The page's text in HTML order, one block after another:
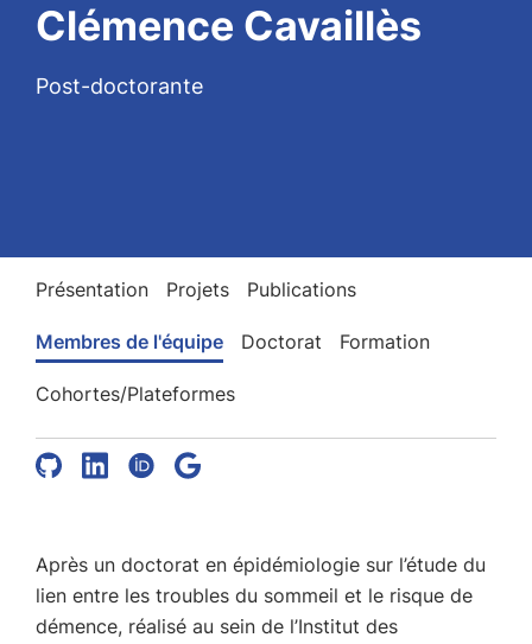
Clémence Cavaillès
Post-doctorante
Présentation Projets Publications
Membres de l'équipe Doctorat Formation
Cohortes/Plateformes
Après un doctorat en épidémiologie sur l’étude du
lien entre les troubles du sommeil et le risque de
démence, réalisé au sein de l’Institut des